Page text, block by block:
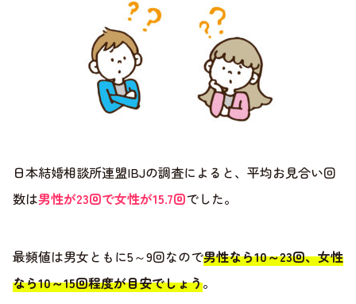
日本結婚相談所連盟IBJの調査によると、平均お見合い回
数は男性が23回で女性が15.7回でした。
最頻値は男女ともに5～9回なので男性なら10～23回、女性
なら10～15回程度が目安でしょう。